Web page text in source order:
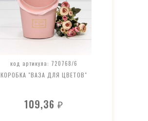
код артикула: 720768/6
КОРОБКА "ВАЗА ДЛЯ ЦВЕТОВ"
109,36₽